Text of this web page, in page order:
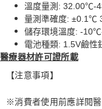
溫度量測: 32.00℃-
量測準確度:
儲存環境溫度: -
電池種類: 1.5V鹼性
醫療器材許可證所載
【注意事項】
※消費者使用前應詳閱